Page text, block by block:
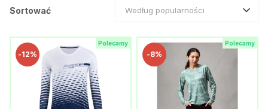
Sortować Według popularności
Polecamy
-12%
Polecamy
-8%